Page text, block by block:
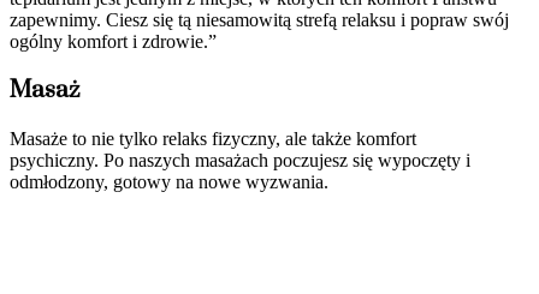
zapewnimy. Ciesz się tą niesamowitą strefą relaksu i popraw swój
ogólny komfort i zdrowie.”
Masaż
Masaże to nie tylko relaks fizyczny, ale także komfort
psychiczny. Po naszych masażach poczujesz się wypoczęty i
odmłodzony, gotowy na nowe wyzwania.